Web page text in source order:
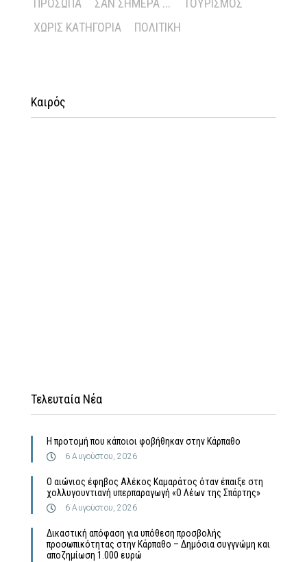
ΠΡΌΣΩΠΑ
ΣΑΝ ΣΉΜΕΡΑ ...
ΤΟΥΡΙΣΜΌΣ
ΧΩΡΊΣ ΚΑΤΗΓΟΡΊΑ
ΠΟΛΙΤΙΚΉ
Καιρός
Τελευταία Νέα
Η προτομή που κάποιοι φοβήθηκαν στην Κάρπαθο
6 Αυγούστου, 2026
Ο αιώνιος έφηβος Αλέκος Καμαράτος όταν έπαιξε στη
χολλυγουντιανή υπερπαραγωγή «Ο Λέων της Σπάρτης»
6 Αυγούστου, 2026
Δικαστική απόφαση για υπόθεση προσβολής
προσωπικότητας στην Κάρπαθο – Δημόσια συγγνώμη και
αποζημίωση 1.000 ευρώ